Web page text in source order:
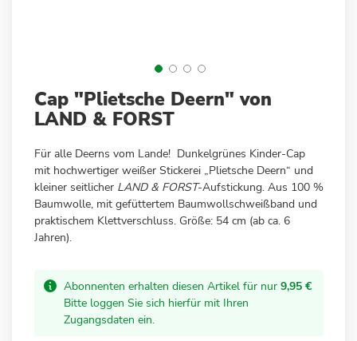
Anfang
der
springen
Cap "Plietsche Deern" von
LAND & FORST
Für alle Deerns vom Lande! Dunkelgrünes Kinder-Cap
mit hochwertiger weißer Stickerei „Plietsche Deern“ und
kleiner seitlicher LAND & FORST-Aufstickung. Aus 100 %
Baumwolle, mit gefüttertem Baumwollschweißband und
praktischem Klettverschluss. Größe: 54 cm (ab ca. 6
Jahren).
Abonnenten erhalten diesen Artikel für nur 9,95 €
Bitte loggen Sie sich hierfür mit Ihren
Zugangsdaten ein.